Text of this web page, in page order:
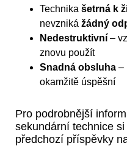
Technika šetrná k
nevzniká žádný
Nedestruktivní –
znovu použít
Snadná obsluha –
okamžitě úspěšní
Pro podrobnější
sekundární technice
předchozí příspěvky